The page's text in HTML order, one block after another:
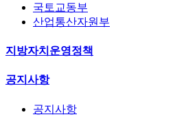
국토교동부
산업통산자원부
지방자치운영정책
공지사항
공지사항